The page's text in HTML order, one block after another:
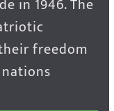
in 1946. The
freedom